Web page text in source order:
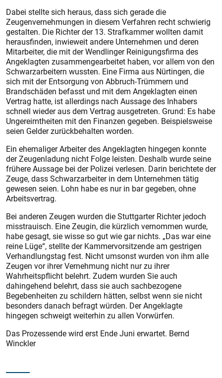
Dabei stellte sich heraus, dass sich gerade die
Zeugenvernehmungen in diesem Verfahren recht schwierig
gestalten. Die Richter der 13. Strafkammer wollten damit
herausfinden, inwieweit andere Unternehmen und deren
Mitarbeiter, die mit der Wendlinger Reinigungsfirma des
Angeklagten zusammengearbeitet haben, vor allem von den
Schwarzarbeitern wussten. Eine Firma aus Nürtingen, die
sich mit der Entsorgung von Abbruch-Trümmern und
Brandschäden befasst und mit dem Angeklagten einen
Vertrag hatte, ist allerdings nach Aussage des Inhabers
schnell wieder aus dem Vertrag ausgetreten. Grund: Es habe
Ungereimtheiten mit den Finanzen gegeben. Beispielsweise
seien Gelder zurückbehalten worden.
Ein ehemaliger Arbeiter des Angeklagten hingegen konnte
der Zeugenladung nicht Folge leis­ten. Deshalb wurde seine
frühere Aussage bei der Polizei verlesen. Darin berichtete der
Zeuge, dass Schwarzarbeiter in dem Unternehmen tätig
gewesen seien. Lohn habe es nur in bar gegeben, ohne
Arbeitsvertrag.
Bei anderen Zeugen wurden die Stuttgarter Richter jedoch
misstrauisch. Eine Zeugin, die kürzlich vernommen wurde,
habe gesagt, sie wisse so gut wie gar nichts. „Das war eine
reine Lüge“, stellte der Kammervorsitzende am gest­rigen
Verhandlungstag fest. Nicht umsonst wurden von ihm alle
Zeugen vor ihrer Vernehmung nicht nur zu ihrer
Wahrheitspflicht belehrt. Zudem wurden Sie auch
dahingehend belehrt, dass sie auch sachbezogene
Begebenheiten zu schildern hätten, selbst wenn sie nicht
besonders danach befragt würden. Der Angeklagte
hingegen schweigt weiterhin zu allen Vorwürfen.
Das Prozessende wird erst Ende Juni erwartet. Bernd
Winckler